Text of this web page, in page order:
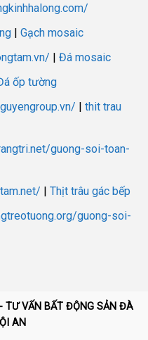
| Gạch mosaic
| Đá mosaic
ốp tường
| thit trau
guong-soi-toan-
| Thịt trâu gác bếp
guong-soi-
TƯ VẤN BẤT ĐỘNG SẢN ĐÀ
AN